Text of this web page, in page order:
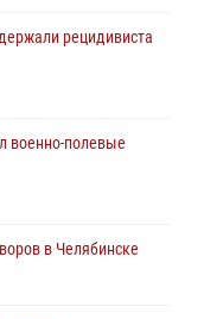
рецидивиста
военно-полевые
в Челябинске